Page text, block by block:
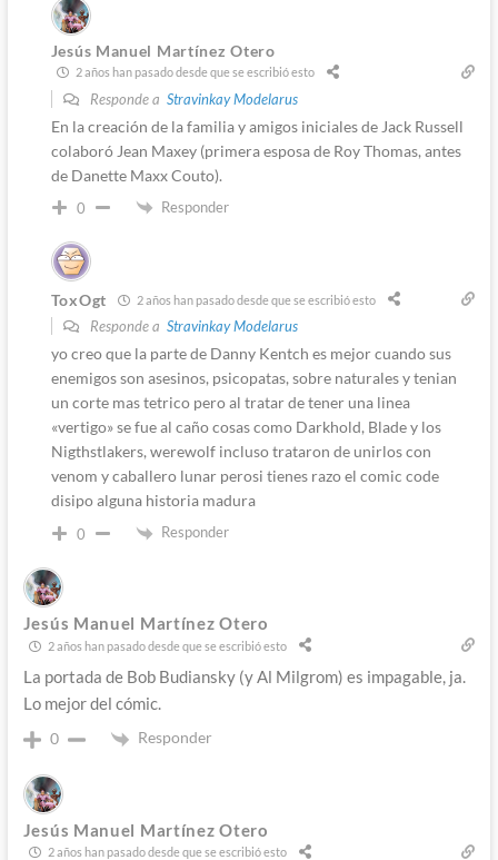
Jesús Manuel Martínez Otero
2 años han pasado desde que se escribió esto
Responde a Stravinkay Modelarus
En la creación de la familia y amigos iniciales de Jack Russell
colaboró Jean Maxey (primera esposa de Roy Thomas, antes
de Danette Maxx Couto).
0 Responder
ToxOgt 2 años han pasado desde que se escribió esto
Responde a Stravinkay Modelarus
yo creo que la parte de Danny Kentch es mejor cuando sus
enemigos son asesinos, psicopatas, sobre naturales y tenian
un corte mas tetrico pero al tratar de tener una linea
«vertigo» se fue al caño cosas como Darkhold, Blade y los
Nigthstlakers, werewolf incluso trataron de unirlos con
venom y caballero lunar perosi tienes razo el comic code
disipo alguna historia madura
0 Responder
Jesús Manuel Martínez Otero
2 años han pasado desde que se escribió esto
La portada de Bob Budiansky (y Al Milgrom) es impagable, ja.
Lo mejor del cómic.
0 Responder
Jesús Manuel Martínez Otero
2 años han pasado desde que se escribió esto